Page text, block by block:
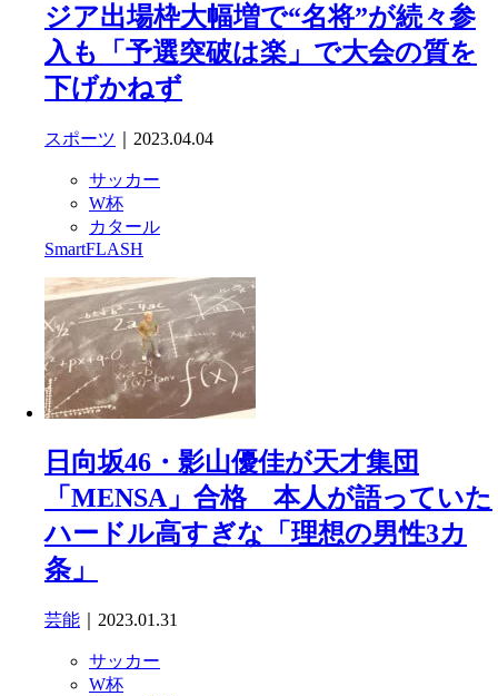
ジア出場枠大幅増で“名将”が続々参
入も「予選突破は楽」で大会の質を
下げかねず
スポーツ ｜2023.04.04
サッカー
W杯
カタール
SmartFLASH
日向坂46・影山優佳が天才集団
「MENSA」合格 本人が語っていた
ハードル高すぎな「理想の男性3カ
条」
芸能 ｜2023.01.31
サッカー
W杯